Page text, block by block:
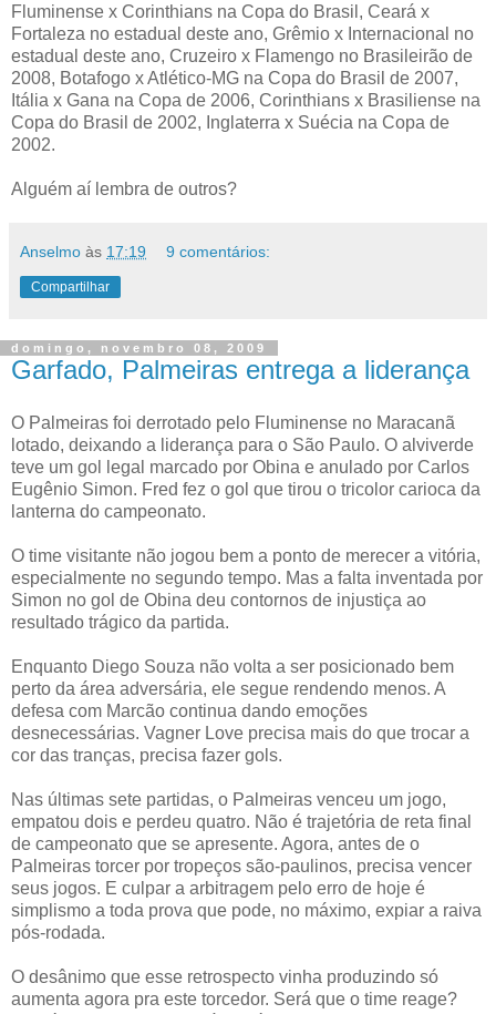
Fluminense x Corinthians na Copa do Brasil, Ceará x
Fortaleza no estadual deste ano, Grêmio x Internacional no
estadual deste ano, Cruzeiro x Flamengo no Brasileirão de
2008, Botafogo x Atlético-MG na Copa do Brasil de 2007,
Itália x Gana na Copa de 2006, Corinthians x Brasiliense na
Copa do Brasil de 2002, Inglaterra x Suécia na Copa de
2002.
Alguém aí lembra de outros?
Anselmo às 17:19 9 comentários:
Compartilhar
domingo, novembro 08, 2009
Garfado, Palmeiras entrega a liderança
O Palmeiras foi derrotado pelo Fluminense no Maracanã
lotado, deixando a liderança para o São Paulo. O alviverde
teve um gol legal marcado por Obina e anulado por Carlos
Eugênio Simon. Fred fez o gol que tirou o tricolor carioca da
lanterna do campeonato.
O time visitante não jogou bem a ponto de merecer a vitória,
especialmente no segundo tempo. Mas a falta inventada por
Simon no gol de Obina deu contornos de injustiça ao
resultado trágico da partida.
Enquanto Diego Souza não volta a ser posicionado bem
perto da área adversária, ele segue rendendo menos. A
defesa com Marcão continua dando emoções
desnecessárias. Vagner Love precisa mais do que trocar a
cor das tranças, precisa fazer gols.
Nas últimas sete partidas, o Palmeiras venceu um jogo,
empatou dois e perdeu quatro. Não é trajetória de reta final
de campeonato que se apresente. Agora, antes de o
Palmeiras torcer por tropeços são-paulinos, precisa vencer
seus jogos. E culpar a arbitragem pelo erro de hoje é
simplismo a toda prova que pode, no máximo, expiar a raiva
pós-rodada.
O desânimo que esse retrospecto vinha produzindo só
aumenta agora pra este torcedor. Será que o time reage?